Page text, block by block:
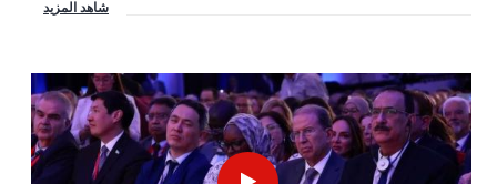
شاهد المزيد